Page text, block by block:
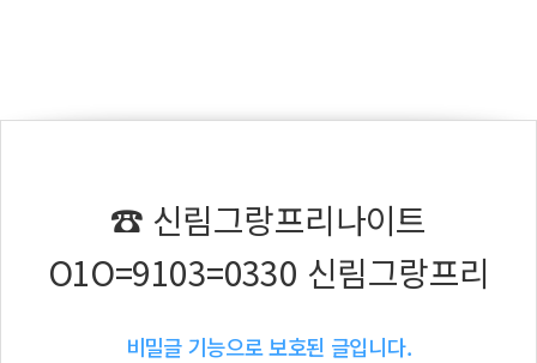
☎ 신림그랑프리나이트
O1O=9103=0330 신림그랑프리
비밀글 기능으로 보호된 글입니다.